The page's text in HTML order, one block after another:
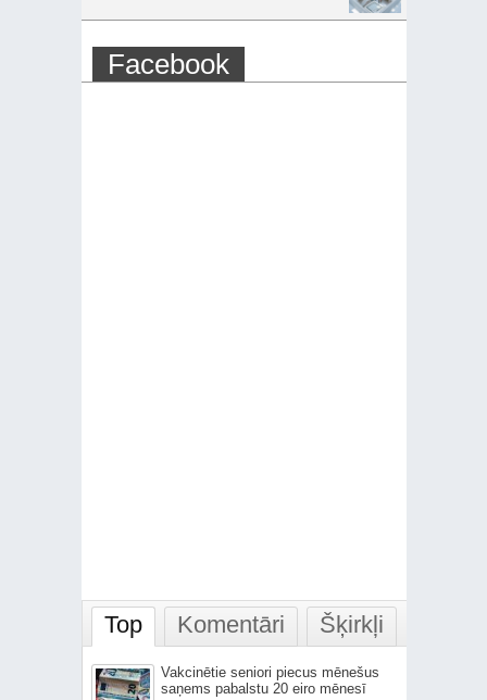
Facebook
Top Komentāri Šķirkļi
Vakcinētie seniori piecus mēnešus
saņems pabalstu 20 eiro mēnesī